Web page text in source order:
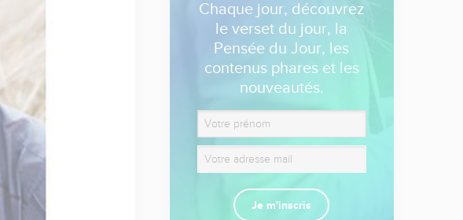
Chaque jour, découvrez
le verset du jour, la
Pensée du Jour, les
contenus phares et les
nouveautés.
Je m'inscris